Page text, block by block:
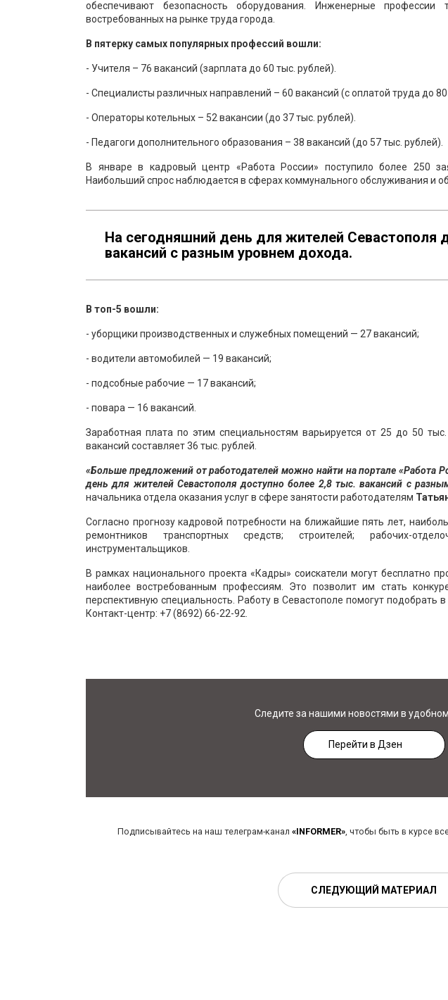
обеспечивают безопасность оборудования. Инженерные
востребованных на рынке труда города.
В пятерку самых популярных профессий вошли:
- Учителя – 76 вакансий (зарплата до 60 тыс. рублей).
- Специалисты различных направлений – 60 вакансий (с оплатой труда до 80
- Операторы котельных – 52 вакансии (до 37 тыс. рублей).
- Педагоги дополнительного образования – 38 вакансий (до 57 тыс. рублей).
В январе в кадровый центр «Работа России» поступило более 250
Наибольший спрос наблюдается в сферах коммунального обслуживания и
На сегодняшний день для жителей Севастополя
вакансий с разным уровнем дохода.
В топ-5 вошли:
- уборщики производственных и служебных помещений — 27 вакансий;
- водители автомобилей — 19 вакансий;
- подсобные рабочие — 17 вакансий;
- повара — 16 вакансий.
Заработная плата по этим специальностям варьируется от 25 до 50
вакансий составляет 36 тыс. рублей.
«Больше предложений от работодателей можно найти на портале «Работа
день для жителей Севастополя доступно более 2,8 тыс. вакансий с
начальника отдела оказания услуг в сфере занятости работодателям
Согласно прогнозу кадровой потребности на ближайшие пять лет,
ремонтников транспортных средств; строителей; рабочих-
инструментальщиков.
В рамках национального проекта «Кадры» соискатели могут бесплатно
наиболее востребованным профессиям. Это позволит им стать
перспективную специальность. Работу в Севастополе помогут подобрать
Контакт-центр: +7 (8692) 66-22-92
Следите за нашими новостями в
Перейти в Дзен
Подписывайтесь на наш телеграм-канал «INFORMER», чтобы быть в курсе
СЛЕДУЮЩИЙ МАТЕРИАЛ